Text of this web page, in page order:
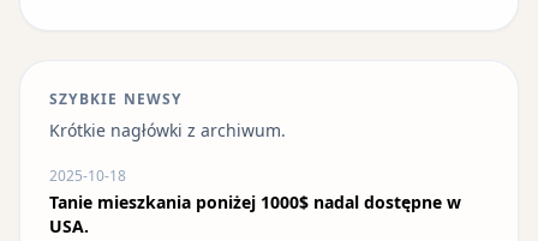
SZYBKIE NEWSY
Krótkie nagłówki z archiwum.
2025-10-18
Tanie mieszkania poniżej 1000$ nadal dostępne w
USA.